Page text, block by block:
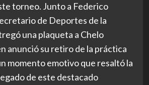
torneo. Junto a Federico
de Deportes de la
una plaqueta a Chelo
anunció su retiro de la práctica
momento emotivo que resaltó la
de este destacado